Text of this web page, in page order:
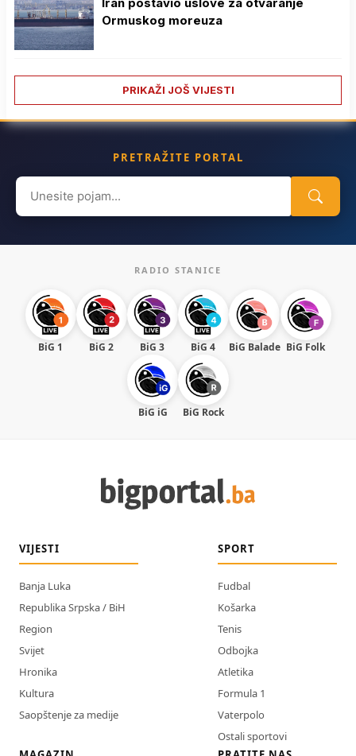
Ormuskog moreuza
PRIKAŽI JOŠ VIJESTI
PRETRAŽITE PORTAL
Search
for:
RADIO STANICE
BiG 1 BiG 2 BiG 3 BiG 4 BiG Balade BiG Folk
BiG iG BiG Rock
VIJESTI
Banja Luka
Republika Srpska / BiH
Region
Svijet
Hronika
Kultura
Saopštenje za medije
SPORT
Fudbal
Košarka
Tenis
Odbojka
Atletika
Formula 1
Vaterpolo
Ostali sportovi